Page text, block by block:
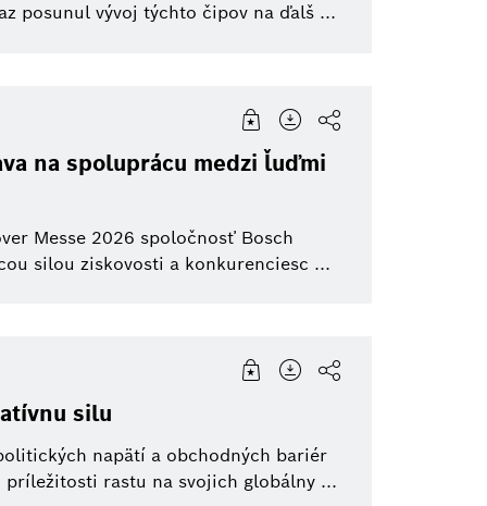
posunul vývoj týchto čipov na ďalš ...
na spoluprácu medzi ľuďmi
Messe 2026 spoločnosť Bosch
silou ziskovosti a konkurenciesc ...
silu
napätí a obchodných bariér
rastu na svojich globálny ...